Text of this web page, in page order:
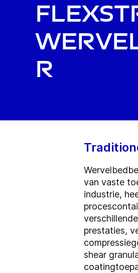
r
van vaste
industrie,
prestaties,
shear